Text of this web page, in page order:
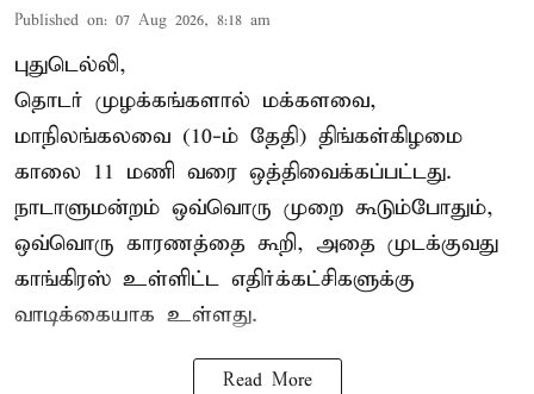
Published on: 07 Aug 2026, 8:18 am
புதுடெல்லி,
தொடர் முழக்கங்களால் மக்களவை,
மாநிலங்கலவை (10-ம் தேதி) திங்கள்கிழமை
காலை 11 மணி வரை ஒத்திவைக்கப்பட்டது.
நாடாளுமன்றம் ஒவ்வொரு முறை கூடும்போதும்,
ஒவ்வொரு காரணத்தை கூறி, அதை முடக்குவது
காங்கிரஸ் உள்ளிட்ட எதிர்க்கட்சிகளுக்கு
வாடிக்கையாக உள்ளது.
Read More